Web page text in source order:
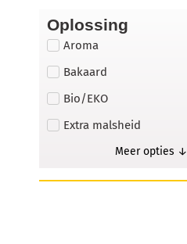
Oplossing
Aroma
Bakaard
Bio/EKO
Extra malsheid
Meer opties ↓